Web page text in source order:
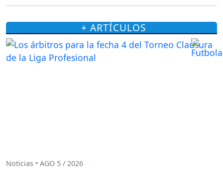
+ ARTÍCULOS
Noticias • AGO 5 / 2026